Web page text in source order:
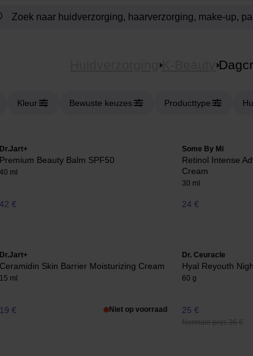
K-Beauty
Kleur Bewuste keuzes Producttype
Dr.Jart+
Premium Beauty Balm SPF50
40 ml
42 €
Some By Mi
Retinol Intense
Cream
30 ml
24 €
Dr.Jart+
Ceramidin Skin Barrier Moisturizing Cream
15 ml
19 € Niet op voorraad
Dr. Ceuracle
Hyal Reyouth
60 g
25 €
Normale prijs 36 €